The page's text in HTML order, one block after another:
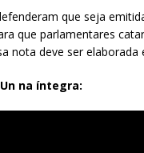
que seja
que parlamentares
nota deve ser
na íntegra: